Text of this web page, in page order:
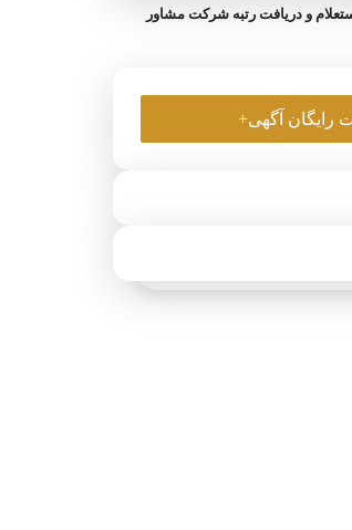
و دریافت رتبه شرکت مشاور
رایگان آگهی+